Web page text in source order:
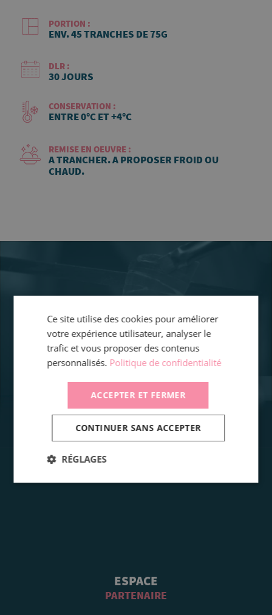
PORTION :
ENV. 45 TRANCHES DE 75G
DLR :
30 JOURS
CONSERVATION :
ENTRE 0°C ET +4°C
REMISE EN OEUVRE :
A TRANCHER. A PROPOSER FROID OU
CHAUD.
ESPACE
PARTENAIRE
Ce site utilise des cookies pour améliorer
votre expérience utilisateur, analyser le
trafic et vous proposer des contenus
personnalisés. Politique de confidentialité
ACCEPTER ET FERMER
CONTINUER SANS ACCEPTER
RÉGLAGES